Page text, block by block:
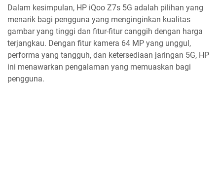
Dalam kesimpulan, HP iQoo Z7s 5G adalah pilihan yang
menarik bagi pengguna yang menginginkan kualitas
gambar yang tinggi dan fitur-fitur canggih dengan harga
terjangkau. Dengan fitur kamera 64 MP yang unggul,
performa yang tangguh, dan ketersediaan jaringan 5G, HP
ini menawarkan pengalaman yang memuaskan bagi
pengguna.